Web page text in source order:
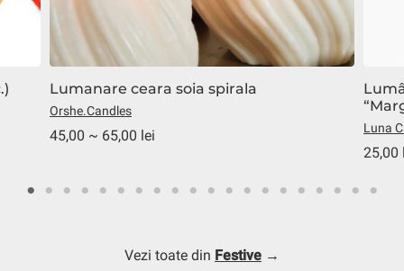
Lumanare ceara soia spirala
Orshe.Candles
45,00 ~ 65,00 lei Luna
25,00
Vezi toate din Festive →